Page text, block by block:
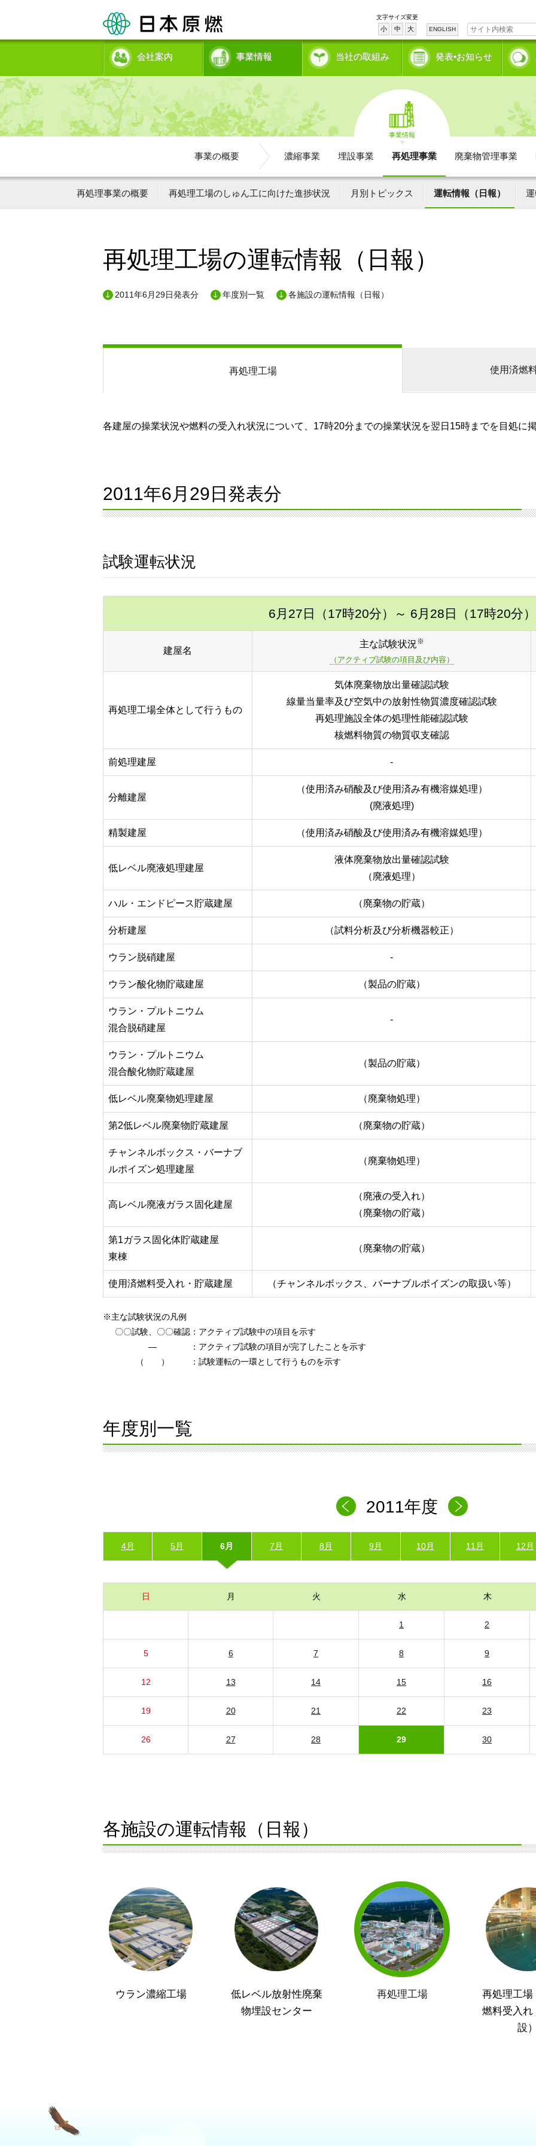
文字サイズ変更
小 中 大 ENGLISH
会社案内 事業情報 当社の取組み 発表•お知らせ
事業情報
事業の概要 濃縮事業 埋設事業 再処理事業 廃棄物管理事業
再処理事業の概要 再処理工場のしゅん工に向けた進捗状況 月別トピックス 運転情報（日報） 運
再処理工場の運転情報（日報）
2011年6月29日発表分 年度別一覧 各施設の運転情報（日報）
再処理工場 使用済燃
各建屋の操業状況や燃料の受入れ状況について、17時20分までの操業状況を翌日15時までを目処に掲
2011年6月29日発表分
試験運転状況
6月27日（17時20分） ～ 6月28日（17時20分）
建屋名
主な試験状況※
（アクティブ試験の項目及び内容）
再処理工場全体として行うもの
気体廃棄物放出量確認試験
線量当量率及び空気中の放射性物質濃度確認試験
再処理施設全体の処理性能確認試験
核燃料物質の物質収支確認
前処理建屋 -
分離建屋
（使用済み硝酸及び使用済み有機溶媒処理）
(廃液処理)
精製建屋 （使用済み硝酸及び使用済み有機溶媒処理）
低レベル廃液処理建屋
液体廃棄物放出量確認試験
（廃液処理）
ハル・エンドピース貯蔵建屋 （廃棄物の貯蔵）
分析建屋 （試料分析及び分析機器較正）
ウラン脱硝建屋 -
ウラン酸化物貯蔵建屋 （製品の貯蔵）
ウラン・プルトニウム
混合脱硝建屋
-
ウラン・プルトニウム
混合酸化物貯蔵建屋
（製品の貯蔵）
低レベル廃棄物処理建屋 （廃棄物処理）
第2低レベル廃棄物貯蔵建屋 （廃棄物の貯蔵）
チャンネルボックス・バーナブ
ルポイズン処理建屋
（廃棄物処理）
高レベル廃液ガラス固化建屋
（廃液の受入れ）
（廃棄物の貯蔵）
第1ガラス固化体貯蔵建屋
東棟
（廃棄物の貯蔵）
使用済燃料受入れ・貯蔵建屋 （チャンネルボックス、バーナブルポイズンの取扱い等）
※主な試験状況の凡例
〇〇試験、〇〇確認 ：アクティブ試験中の項目を示す
―
：アクティブ試験の項目が完了したことを示す
（ ）
：試験運転の一環として行うものを示す
年度別一覧
2011年度
4月 5月 6月 7月 8月 9月 10月 11月 12月
日 月 火 水 木
1 2
5 6 7 8 9
12 13 14 15 16
19 20 21 22 23
26 27 28 29 30
各施設の運転情報（日報）
ウラン濃縮工場
低レベル放射性廃棄
物埋設センター
再処理工場
再処理工場
燃料受入れ
設）